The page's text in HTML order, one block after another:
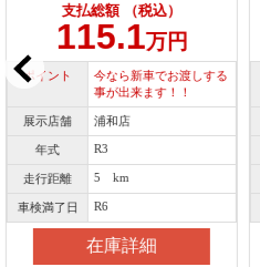
支払総額 （税込）
115.1万円
ポイント
期間限定！今なら新車登
録可能です！！
展示店舗 ４号草加インター店
年式 R03
走行距離 5 km
車検満了日 R06
在庫詳細